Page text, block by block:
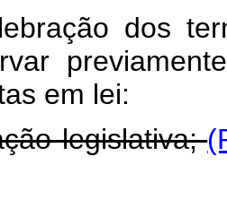
dos
em lei:
legislativa;